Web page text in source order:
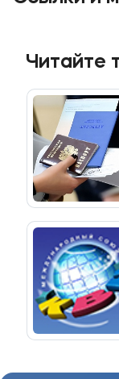
Новости
Контакты
Приемная
+7 (495) 221-10-01
+7 (800) 200-80-
Полезное
Об
Банковские
Читайте